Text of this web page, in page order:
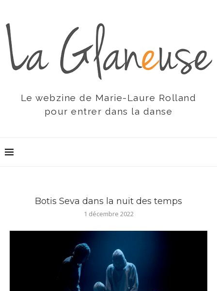
Le webzine de Marie-Laure Rolland
pour entrer dans la danse
Botis Seva dans la nuit des temps
1 décembre 2022